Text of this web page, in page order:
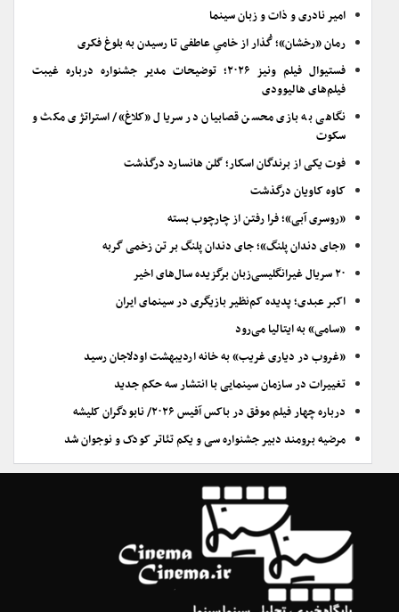
امیر نادری و ذات و زبان سینما
رمان «رخشان»؛ گُذار از خامیِ عاطفی تا رسیدن به بلوغ فکری
فستیوال فیلم ونیز ۲۰۲۶؛ توضیحات مدیر جشنواره درباره غیبت
فیلم‌های هالیوودی
نگاهی به بازی محسن قصابیان در سریال «کلاغ»/ استراتژی مکث و
سکوت
فوت یکی از برندگان اسکار؛ گلن هانسارد درگذشت
کاوه کاویان درگذشت
«روسری آبی»؛ فرا رفتن از چارچوب بسته
«جای دندان پلنگ»؛ جای دندان پلنگ بر تن زخمی گربه
۲۰ سریال غیرانگلیسی‌زبان برگزیده سال‌های اخیر
اکبر عبدی؛ پدیده کم‌نظیر بازیگری در سینمای ایران
«سامی» به ایتالیا می‌رود
«غروب در دیاری غریب» به خانه اردیبهشت اودلاجان رسید
تغییرات در سازمان سینمایی با انتشار سه حکم جدید
درباره چهار فیلم موفق در باکس آفیس ۲۰۲۶/ نابودگران کلیشه
مرضیه برومند دبیر جشنواره سی و یکم تئاتر کودک و نوجوان شد